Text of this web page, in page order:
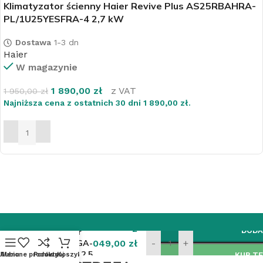
Klimatyzator ścienny Haier Revive Plus AS25RBAHRA-
PL/1U25YESFRA-4 2,7 kW
Dostawa 1-3 dn
Haier
W magazynie
1 950,00zł 1 890,00 zł z VAT
Najniższa cena z ostatnich 30 dni 1 890,00 zł.
DODAJ DO KOSZYKA
Menu produkty
PorównajKoszyk
Gree Pular
GWH09AGA-
K6DNA1A 2,5
2
049,00 zł
- +
KUP